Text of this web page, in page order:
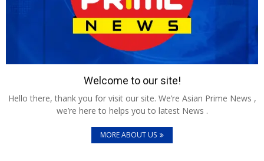
Welcome to our site!
Hello there, thank you for visit our site. We’re Asian Prime News ,
we’re here to helps you to latest News .
MORE ABOUT US